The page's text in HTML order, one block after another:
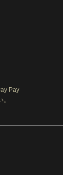
Pay